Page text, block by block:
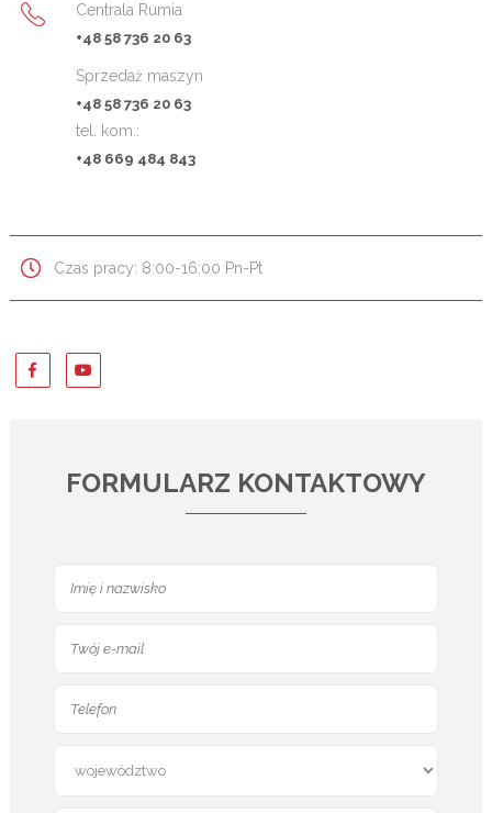
Centrala Rumia
+48 58 736 20 63
Sprzedaż maszyn
+48 58 736 20 63
tel. kom.:
+48 669 484 843
Czas pracy: 8:00-16:00 Pn-Pt
FORMULARZ KONTAKTOWY